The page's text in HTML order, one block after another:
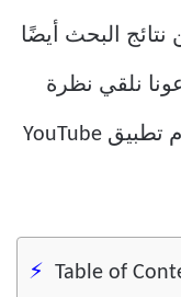
نتائج البحث أيضًا
نلقي نظرة
على كيفية القيام بكل من استخدام تطبيق YouTube
Table of